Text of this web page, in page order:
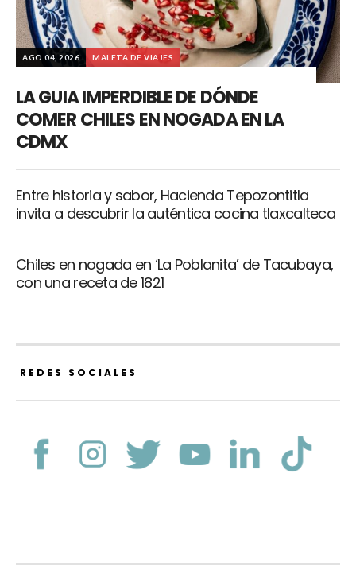
AGO 04, 2026 MALETA DE VIAJES
LA GUIA IMPERDIBLE DE DÓNDE
COMER CHILES EN NOGADA EN LA
CDMX
Entre historia y sabor, Hacienda Tepozontitla
invita a descubrir la auténtica cocina tlaxcalteca
Chiles en nogada en ‘La Poblanita’ de Tacubaya,
con una receta de 1821
REDES SOCIALES